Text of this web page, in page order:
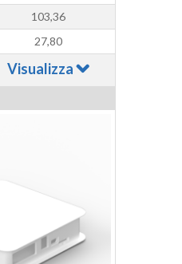
103,36
27,80
Visualizza